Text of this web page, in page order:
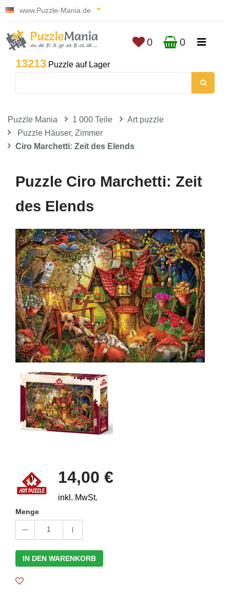
www.Puzzle-Mania.de
13213 Puzzle auf Lager
0 0
Puzzle Mania 1 000 Teile
Art puzzle
Puzzle Häuser, Zimmer
Ciro Marchetti: Zeit des Elends
Puzzle Ciro Marchetti: Zeit
des Elends
14,00 €
inkl. MwSt.
Menge
1
IN DEN WARENKORB